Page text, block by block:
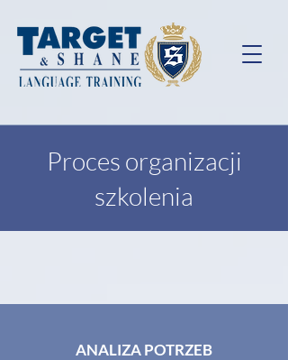
Proces organizacji
szkolenia
ANALIZA POTRZEB